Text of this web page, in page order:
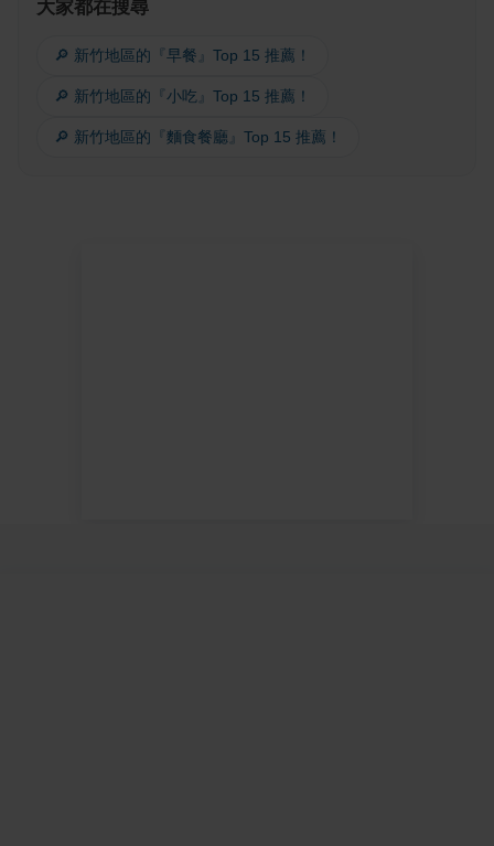
大家都在搜尋
🔎 新竹地區的『早餐』Top 15 推薦！
🔎 新竹地區的『小吃』Top 15 推薦！
🔎 新竹地區的『麵食餐廳』Top 15 推薦！